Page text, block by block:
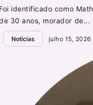
Foi identificado como
30 anos, morador de...
Notícias julho 15, 2026